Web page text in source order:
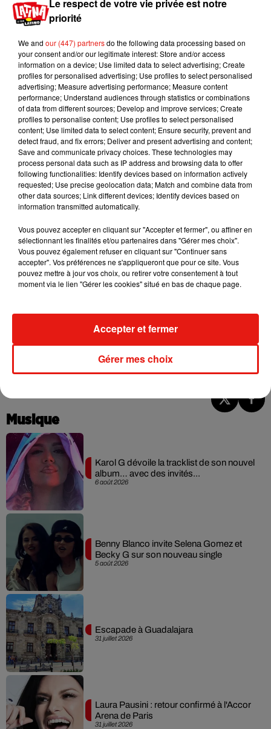
grand spectacle à ses fans. Sans oublier les stars invitées à
monter sur scène avec Shakira, comme récemment
Mexique et qui a rendu avec Shakira, un hommage spécial à
la musique traditionnel du pays, Carton assuré surtout en
cette période de festivités oùle Mexique célébre
l'anniversaire de son indépendance.
Avec tout ça, Shakira ne pouvait que terminer sa série de
concerts à México en beauté, ce qu'elle a fait le dernier soir
avec beaucoup d'émotion. La chanteuse n'a en effet pas pu
contenir ses larmes quand elle a remercié les 65 000
spectateurs présents dans le public, pour leur amour et la
fidélité qu'ils lui portent, eux comme tous les mexicains,
depuis maintenant 30 ans." Te amo, México !"a-t-elle
puisqu'après la capitale mexicaine,Shakira a pris la route
pour Monterrey, Guadalajara et Veracruz.Sa tournée
phénoménale passera aussi au Chili et en Argentine avant
une série de concerts en Europe évidemment. Deux dates
sont déjà programmés en Espagne en mai 2026, l'une à
un prochain concert en France.
Musique
6 août 2026
Karol G dévoile la tracklist de son nouvel
album… avec des invités...
5 août 2026
Benny Blanco invite Selena Gomez et
Becky G sur son nouveau single
31 juillet 2026
Escapade à Guadalajara
31 juillet 2026
Laura Pausini : retour confirmé à l'Accor
Arena de Paris
Le respect de votre vie privée est notre
priorité
We and our (447) partnersdo the following data processing based on
your consent and/or our legitimate interest: Store and/or access
information on a device; Use limited data to select advertising; Create
profiles for personalised advertising; Use profiles to select personalised
advertising; Measure advertising performance; Measure content
performance; Understand audiences through statistics or combinations
of data from different sources; Develop and improve services; Create
profiles to personalise content; Use profiles to select personalised
content; Use limited data to select content; Ensure security, prevent and
detect fraud, and fix errors; Deliver and present advertising and content;
Save and communicate privacy choices. These technologies may
process personal data such as IP address and browsing data to offer
following functionalities: Identify devices based on information actively
requested; Use precise geolocation data; Match and combine data from
other data sources; Link different devices; Identify devices based on
information transmitted automatically.
Vous pouvez accepter en cliquant sur "Accepter et fermer", ou affiner en
sélectionnant les finalités et/ou partenaires dans "Gérer mes choix".
Vous pouvez également refuser en cliquant sur "Continuer sans
accepter". Vos préférences ne s'appliqueront que pour ce site. Vous
pouvez mettre à jour vos choix, ou retirer votre consentement à tout
moment via le lien "Gérer les cookies" situé en bas de chaque page.
Gérer mes choix
Accepter et fermer